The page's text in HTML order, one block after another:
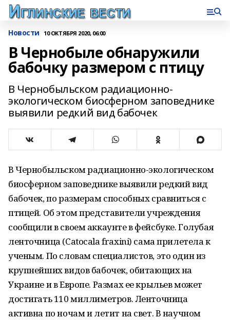
Новости 10 ОКТЯБРЯ 2020, 06:00
В Чернобыле обнаружили
бабочку размером с птицу
В Чернобыльском радиационно-
экологическом биосферном заповеднике
выявили редкий вид бабочек
В Чернобыльском радиационно-экологическом
биосферном заповеднике выявили редкий вид
бабочек, по размерам способных сравниться с
птицей. Об этом представители учреждения
сообщили в своем аккаунте в фейсбуке. Голубая
ленточница (Catocala fraxini) сама прилетела к
ученым. По словам специалистов, это один из
крупнейших видов бабочек, обитающих на
Украине и в Европе. Размах ее крыльев может
достигать 110 миллиметров. Ленточница
активна по ночам и летит на свет. В научном